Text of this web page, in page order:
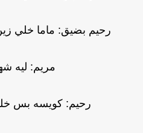
رحيم بضيق: ماما خلي زين
مريم: ليه
رحيم: كويسه بس خليه